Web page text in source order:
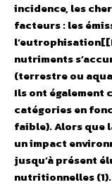
incidence, les
facteurs : les
nutriments
(terrestre ou
Ils ont également
catégories en
faible). Alors que
un impact
jusqu’à présent
nutritionnelles